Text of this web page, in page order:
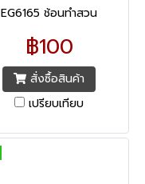
EG6165 ช้อนทำสวน
฿100
สั่งซื้อสินค้า
เปรียบเทียบ